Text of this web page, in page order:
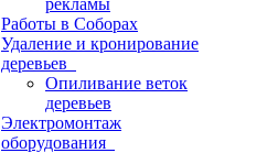
рекламы
Работы в Соборах
Удаление и кронирование
деревьев
Опиливание веток
деревьев
Электромонтаж
оборудования